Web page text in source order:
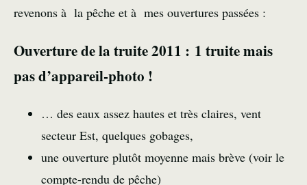
revenons à la pêche et à mes ouvertures passées :
Ouverture de la truite 2011 : 1 truite mais
pas d’appareil-photo !
… des eaux assez hautes et très claires, vent
secteur Est, quelques gobages,
une ouverture plutôt moyenne mais brève (voir le
compte-rendu de pêche)